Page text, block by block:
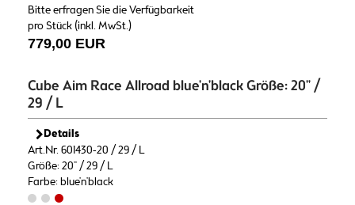
Bitte erfragen Sie die Verfügbarkeit
pro Stück (inkl. MwSt.)
779,00 EUR
Cube Aim Race Allroad blue'n'black Größe: 20" /
29 / L
Details
Art.Nr. 601430-20 / 29 / L
Größe: 20" / 29 / L
Farbe: blue'n'black